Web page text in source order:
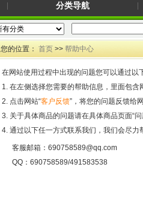
分类导航
您的位置： 首页 >> 帮助中心
在网站使用过程中出现的问题您可以通过以
1. 在左侧选择您需要的帮助信息，里面包含
2. 点击网站“客户反馈”，将您的问题反馈给
3. 关于具体商品的问题请在具体商品页面“
4. 通过以下任一方式联系我们，我们会尽力
客服邮箱：690758589@qq.com
QQ：690758589/491583538